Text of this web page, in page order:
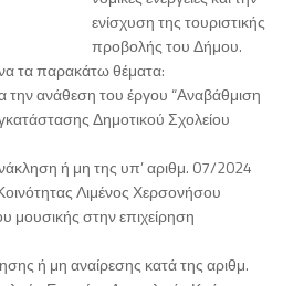
ενίσχυση της τουριστικής
προβολής του Δήμου.
τα παρακάτω θέματα:
την ανάθεση του έργου “Αναβάθμιση
Δημοτικού Σχολείου
ή μη της υπ’ αριθμ. 07/2024
Λιμένος Χερσονήσου
μουσικής στην επιχείρηση
ή μη αναίρεσης κατά της αριθμ.